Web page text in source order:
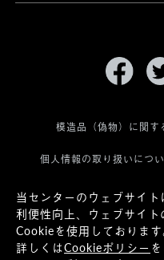
当センターのウェブサイ
利便性向上、ウェブサイト
Cookieを使用しております
詳しくはCookieポリシー
模造品（偽物）に関す
個人情報の取り扱いにつ
© KANEKO